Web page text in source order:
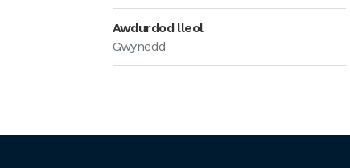
Awdurdod lleol
Gwynedd